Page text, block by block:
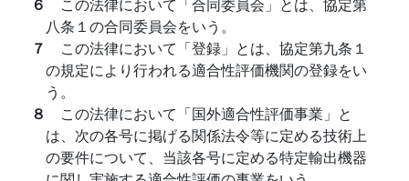
八条１の合同委員会をいう。
７ この法律において「登録」とは、協定第九条１
の規定により行われる適合性評価機関の登録をい
う。
８ この法律において「国外適合性評価事業」と
は、次の各号に掲げる関係法令等に定める技術上
の要件について、当該各号に定める特定輸出機器